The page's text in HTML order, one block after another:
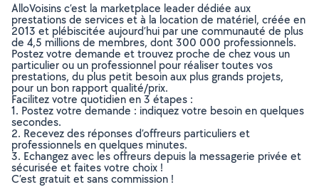
AlloVoisins c’est la marketplace leader dédiée aux
prestations de services et à la location de matériel, créée en
2013 et plébiscitée aujourd’hui par une communauté de plus
de 4,5 millions de membres, dont 300 000 professionnels.
Postez votre demande et trouvez proche de chez vous un
particulier ou un professionnel pour réaliser toutes vos
prestations, du plus petit besoin aux plus grands projets,
pour un bon rapport qualité/prix.
Facilitez votre quotidien en 3 étapes :
1. Postez votre demande : indiquez votre besoin en quelques
secondes.
2. Recevez des réponses d’offreurs particuliers et
professionnels en quelques minutes.
3. Echangez avec les offreurs depuis la messagerie privée et
sécurisée et faites votre choix !
C’est gratuit et sans commission !